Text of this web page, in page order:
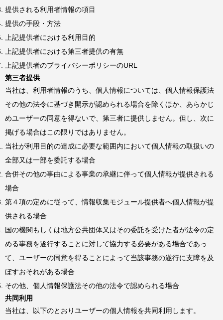
提供される利用者情報の項目
提供の手段・方法
上記提供者における利用目的
上記提供者における第三者提供の有無
上記提供者のプライバシーポリシーのURL
第三者提供
当社は、利用者情報のうち、個人情報については、個人情報保護法
その他の法令に基づき開示が認められる場合を除くほか、あらかじ
めユーザーの同意を得ないで、第三者に提供しません。但し、次に
掲げる場合はこの限りではありません。
当社が利用目的の達成に必要な範囲内において個人情報の取扱いの
全部又は一部を委託する場合
合併その他の事由による事業の承継に伴って個人情報が提供される
場合
第４項の定めに従って、情報収集モジュール提供者へ個人情報が提
供される場合
国の機関もしくは地方公共団体又はその委託を受けた者が法令の定
める事務を遂行することに対して協力する必要がある場合であっ
て、ユーザーの同意を得ることによって当該事務の遂行に支障を及
ぼすおそれがある場合
その他、個人情報保護法その他の法令で認められる場合
共同利用
当社は、以下のとおりユーザーの個人情報を共同利用します。